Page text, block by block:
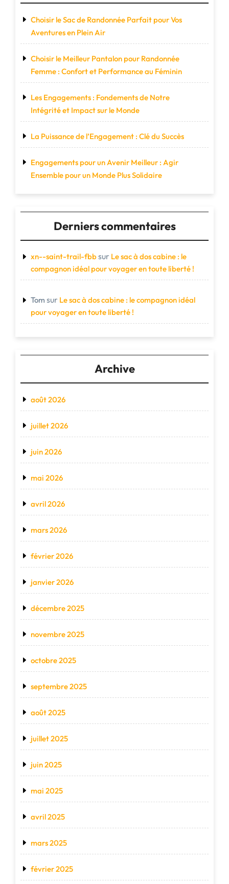
Choisir le Sac de Randonnée Parfait pour Vos
Aventures en Plein Air
Choisir le Meilleur Pantalon pour Randonnée
Femme : Confort et Performance au Féminin
Les Engagements : Fondements de Notre
Intégrité et Impact sur le Monde
La Puissance de l’Engagement : Clé du Succès
Engagements pour un Avenir Meilleur : Agir
Ensemble pour un Monde Plus Solidaire
Derniers commentaires
xn--saint-trail-fbbsur Le sac à dos cabine : le
compagnon idéal pour voyager en toute liberté !
Tom sur Le sac à dos cabine : le compagnon idéal
pour voyager en toute liberté !
Archive
août 2026
juillet 2026
juin 2026
mai 2026
avril 2026
mars 2026
février 2026
janvier 2026
décembre 2025
novembre 2025
octobre 2025
septembre 2025
août 2025
juillet 2025
juin 2025
mai 2025
avril 2025
mars 2025
février 2025